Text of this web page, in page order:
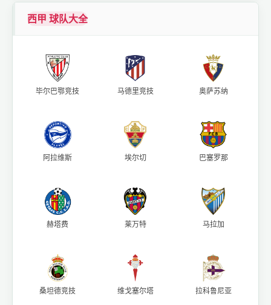
西甲 球队大全
毕尔巴鄂竞技 马德里竞技 奥萨苏纳
阿拉维斯 埃尔切 巴塞罗那
赫塔费 莱万特 马拉加
桑坦德竞技 维戈塞尔塔 拉科鲁尼亚